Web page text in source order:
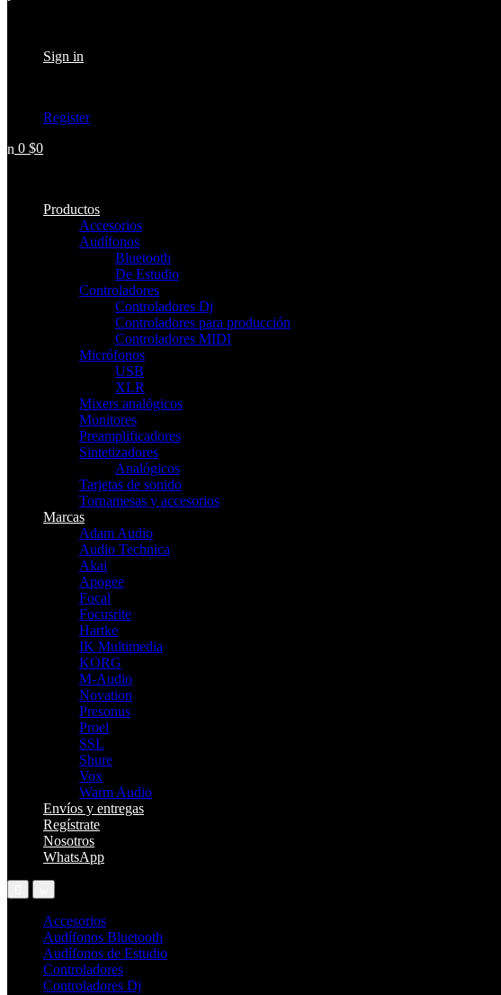
Sign in
Register
0 $0
Productos
Accesorios
Audífonos
Bluetooth
De Estudio
Controladores
Controladores Dj
Controladores para producción
Controladores MIDI
Micrófonos
USB
XLR
Mixers analógicos
Monitores
Preamplificadores
Sintetizadores
Analógicos
Tarjetas de sonido
Tornamesas y accesorios
Marcas
Adam Audio
Audio Technica
Akai
Apogee
Focal
Focusrite
Hartke
IK Multimedia
KORG
M-Audio
Novation
Presonus
Proel
SSL
Shure
Vox
Warm Audio
Envíos y entregas
Regístrate
Nosotros
WhatsApp
Accesorios
Audífonos Bluetooth
Audífonos de Estudio
Controladores
Controladores Dj